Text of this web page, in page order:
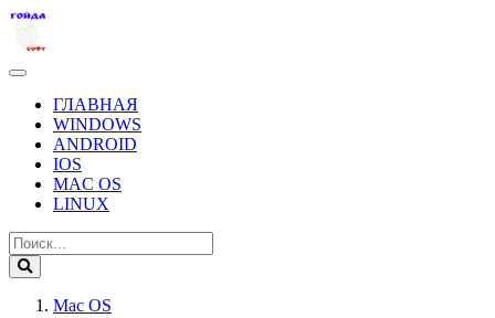
ГЛАВНАЯ
WINDOWS
ANDROID
IOS
MAC OS
LINUX
Mac OS